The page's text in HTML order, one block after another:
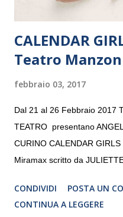
CALENDAR
Teatro
febbraio 03, 2017
Dal 21 al 26 Febbraio 2017
TEATRO presentano
CURINO CALENDAR
Miramax scritto da
CRISTINA PEZZOLI
CONDIVIDI
POSTA UN
CONTINUA A LEGGERE